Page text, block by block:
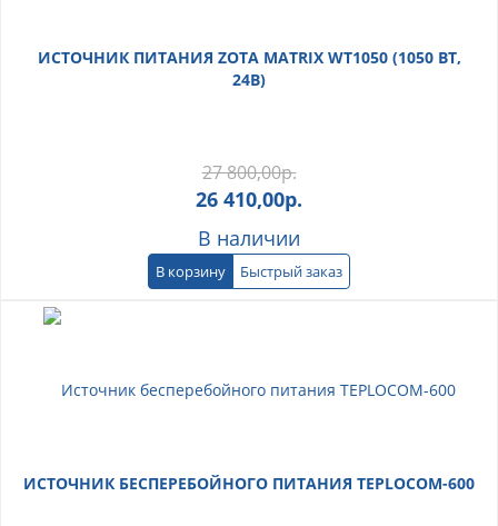
ИСТОЧНИК ПИТАНИЯ ZOTA MATRIX WT1050 (1050 ВТ,
24В)
27 800,00р.
26 410,00р.
В наличии
В корзину Быстрый заказ
ИСТОЧНИК БЕСПЕРЕБОЙНОГО ПИТАНИЯ TEPLOCOM-600